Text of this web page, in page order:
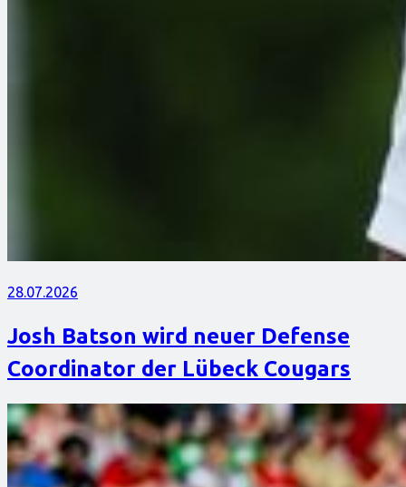
28.07.2026
Josh Batson wird neuer Defense
Coordinator der Lübeck Cougars